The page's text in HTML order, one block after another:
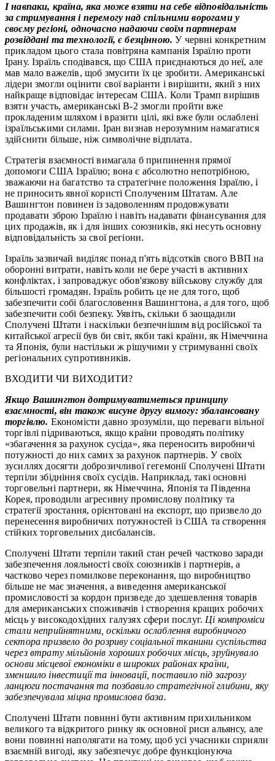
І навпаки, країна, яка може взяти на себе відповідальність
за стримування і перемогу над спільними ворогами у
своєму регіоні, одночасно надаючи своїм партнерам
розвіддані та технології, є безцінною. У червні конкретним
прикладом цього стала повітряна кампанія Ізраїлю проти
Ірану. Ізраїль сподівався, що США приєднаються до неї, але
мав мало важелів, щоб змусити їх це зробити. Американські
лідери змогли оцінити свої варіанти і вирішити, який з них
найкраще відповідає інтересам США. Коли Трамп вирішив
взяти участь, американські B-2 змогли пройти вже
прокладеним шляхом і вразити цілі, які вже були ослаблені
ізраїльськими силами. Іран визнав нерозумним намагатися
здійснити більше, ніж символічне відплата.
Стратегія взаємності вимагала б припинення прямої
допомоги США Ізраїлю; вона є абсолютно непотрібною,
зважаючи на багатство та стратегічне положення Ізраїлю, і
не приносить явної користі Сполученим Штатам. Але
Вашингтон повинен із задоволенням продовжувати
продавати зброю Ізраїлю і навіть надавати фінансування для
цих продажів, як і для інших союзників, які несуть основну
відповідальність за свої регіони.
Ізраїль зазвичай виділяє понад п'ять відсотків свого ВВП на
оборонні витрати, навіть коли не бере участі в активних
конфліктах, і запроваджує обов'язкову військову службу для
більшості громадян. Ізраїль робить це не для того, щоб
забезпечити собі благословення Вашингтона, а для того, щоб
забезпечити собі безпеку. Уявіть, скільки б заощадили
Сполучені Штати і наскільки безпечнішим від російської та
китайської агресії був би світ, якби такі країни, як Німеччина
та Японія, були настільки ж рішучими у стримуванні своїх
регіональних супротивників.
ВХОДИТИ ЧИ ВИХОДИТИ?
Якщо Вашингтон дотримуватиметься принципу
взаємності, він також висуне другу вимогу: збалансовану
торгівлю. Економісти давно зрозуміли, що переваги вільної
торгівлі підриваються, якщо країни проводять політику
«збагачення за рахунок сусіда», яка переносить виробничі
потужності до них самих за рахунок партнерів. У своїх
зусиллях досягти доброзичливої гегемонії Сполучені Штати
терпіли збідніння своїх сусідів. Наприклад, такі основні
торговельні партнери, як Німеччина, Японія та Південна
Корея, проводили агресивну промислову політику та
стратегії зростання, орієнтовані на експорт, що призвело до
перенесення виробничих потужностей із США та створення
стійких торговельних дисбалансів.
Сполучені Штати терпіли такий стан речей частково заради
забезпечення лояльності своїх союзників і партнерів, а
частково через помилкове переконання, що виробництво
більше не має значення, а виведення американської
промисловості за кордон призведе до здешевлення товарів
для американських споживачів і створення кращих робочих
місць у високодохідних галузях сфери послуг. Ці компроміси
стали неприйнятними, оскільки ослаблення виробничого
сектора призвело до розриву соціальної тканини суспільства
через втрату мільйонів хороших робочих місць, зруйнувало
основи місцевої економіки в широких районах країни,
зменшило інвестиції та інновації, поставило під загрозу
ланцюги постачання та позбавило стратегічної глибини, яку
забезпечувала міцна промислова база.
Сполучені Штати повинні бути активним прихильником
великого та відкритого ринку як основної риси альянсу, але
вони повинні наполягати на тому, щоб усі учасники сприяли
взаємній вигоді, яку забезпечує добре функціонуюча